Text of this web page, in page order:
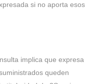
si no aporta esos
implica que expresa
queden